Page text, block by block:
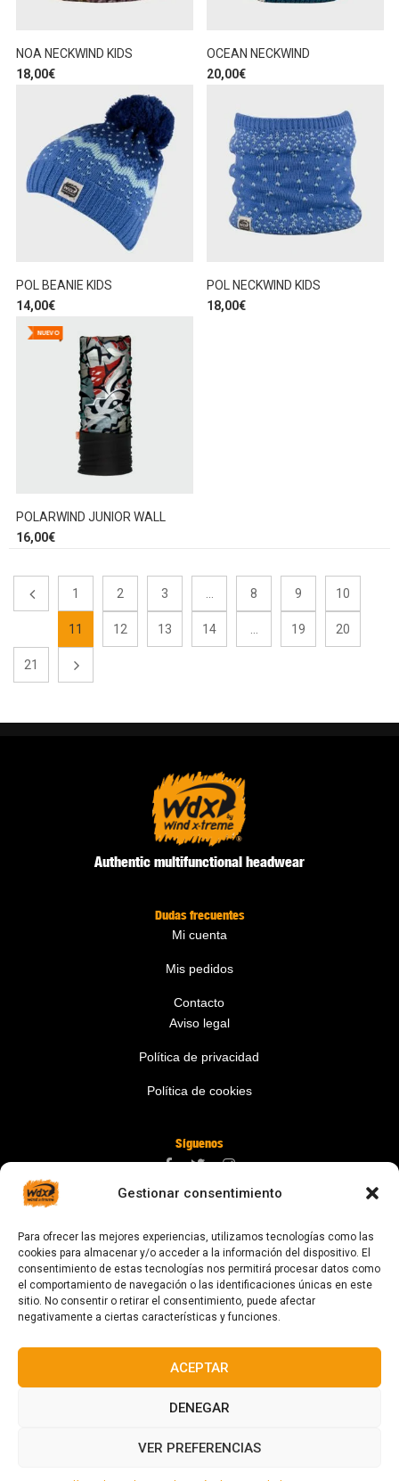
Gestionar consentimiento
Para ofrecer las mejores experiencias, utilizamos tecnologías como las
cookies para almacenar y/o acceder a la información del dispositivo. El
consentimiento de estas tecnologías nos permitirá procesar datos como
el comportamiento de navegación o las identificaciones únicas en este
sitio. No consentir o retirar el consentimiento, puede afectar
negativamente a ciertas características y funciones.
ACEPTAR
DENEGAR
VER PREFERENCIAS
NOA NECKWIND KIDS
18,00€
OCEAN NECKWIND
20,00€
POL BEANIE KIDS
14,00€
POL NECKWIND KIDS
18,00€
NUEVO
POLARWIND JUNIOR WALL
16,00€
1 2 3 … 8 9 10
11 12 13 14 … 19 20
21
Authentic multifunctional headwear
Dudas frecuentes
Mi cuenta
Mis pedidos
Contacto
Aviso legal
Política de privacidad
Política de cookies
Síguenos
digital@zonawind.com
Av. de la Mare de Déu de Montserrat, 115
08024 Barcelona